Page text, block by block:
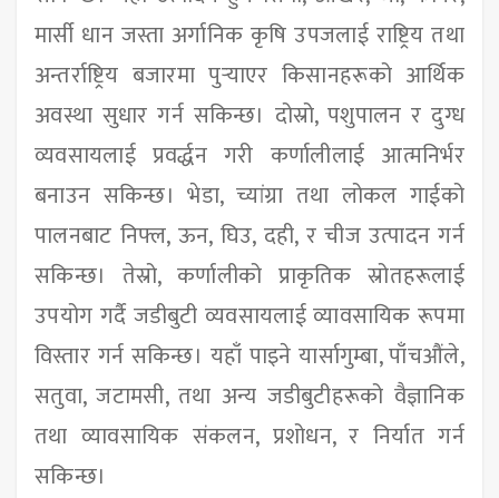
मार्सी धान जस्ता अर्गानिक कृषि उपजलाई राष्ट्रिय तथा
अन्तर्राष्ट्रिय बजारमा पुर्‍याएर किसानहरूको आर्थिक
अवस्था सुधार गर्न सकिन्छ। दोस्रो, पशुपालन र दुग्ध
व्यवसायलाई प्रवर्द्धन गरी कर्णालीलाई आत्मनिर्भर
बनाउन सकिन्छ। भेडा, च्यांग्रा तथा लोकल गाईको
पालनबाट निफ्ल, ऊन, घिउ, दही, र चीज उत्पादन गर्न
सकिन्छ। तेस्रो, कर्णालीको प्राकृतिक स्रोतहरूलाई
उपयोग गर्दै जडीबुटी व्यवसायलाई व्यावसायिक रूपमा
विस्तार गर्न सकिन्छ। यहाँ पाइने यार्सागुम्बा, पाँचऔंले,
सतुवा, जटामसी, तथा अन्य जडीबुटीहरूको वैज्ञानिक
तथा व्यावसायिक संकलन, प्रशोधन, र निर्यात गर्न
सकिन्छ।